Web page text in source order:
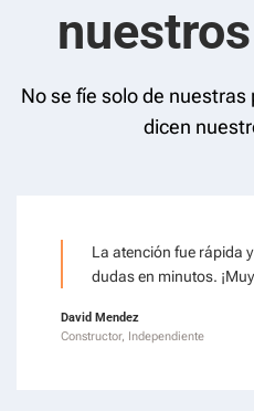
No se fíe solo de nuestras
dicen
La atención fue rápida
dudas en minutos.
David Mendez
Constructor, Independiente